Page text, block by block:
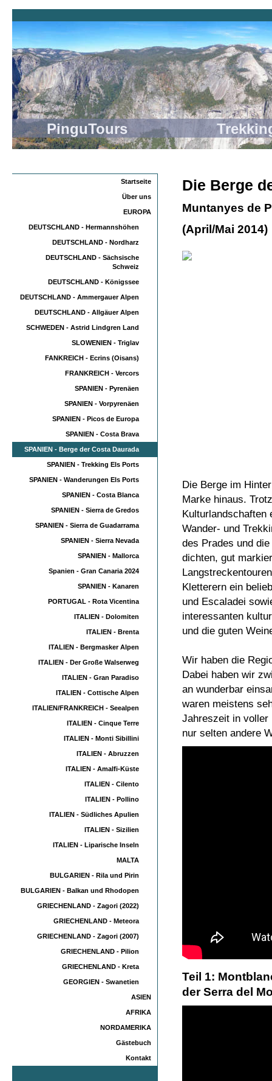
PinguTours Trekking
Die Berge
Muntanyes de
(April/Mai 2014)
Die Berge im
Marke hinaus.
Kulturlandschaften
Wander- und
des Prades und
dichten, gut
Kletterern ein
und Escaladei
interessanten
und die guten
Wir haben die
Dabei haben wir
an wunderbar
waren meistens
Jahreszeit in voller
nur selten andere
Teil 1:
der Serra del
Startseite
Über uns
EUROPA
DEUTSCHLAND - Hermannshöhen
DEUTSCHLAND - Nordharz
DEUTSCHLAND - Sächsische
Schweiz
DEUTSCHLAND - Königssee
DEUTSCHLAND - Ammergauer Alpen
DEUTSCHLAND - Allgäuer Alpen
SCHWEDEN - Astrid Lindgren Land
SLOWENIEN - Triglav
FANKREICH - Ecrins (Oisans)
FRANKREICH - Vercors
SPANIEN - Pyrenäen
SPANIEN - Vorpyrenäen
SPANIEN - Picos de Europa
SPANIEN - Costa Brava
SPANIEN - Berge der Costa Daurada
SPANIEN - Trekking Els Ports
SPANIEN - Wanderungen Els Ports
SPANIEN - Costa Blanca
SPANIEN - Sierra de Gredos
SPANIEN - Sierra de Guadarrama
SPANIEN - Sierra Nevada
SPANIEN - Mallorca
Spanien - Gran Canaria 2024
SPANIEN - Kanaren
PORTUGAL - Rota Vicentina
ITALIEN - Dolomiten
ITALIEN - Brenta
ITALIEN - Bergmasker Alpen
ITALIEN - Der Große Walserweg
ITALIEN - Gran Paradiso
ITALIEN - Cottische Alpen
ITALIEN/FRANKREICH - Seealpen
ITALIEN - Cinque Terre
ITALIEN - Monti Sibillini
ITALIEN - Abruzzen
ITALIEN - Amalfi-Küste
ITALIEN - Cilento
ITALIEN - Pollino
ITALIEN - Südliches Apulien
ITALIEN - Sizilien
ITALIEN - Liparische Inseln
MALTA
BULGARIEN - Rila und Pirin
BULGARIEN - Balkan und Rhodopen
GRIECHENLAND - Zagori (2022)
GRIECHENLAND - Meteora
GRIECHENLAND - Zagori (2007)
GRIECHENLAND - Pilion
GRIECHENLAND - Kreta
GEORGIEN - Swanetien
ASIEN
AFRIKA
NORDAMERIKA
Gästebuch
Kontakt